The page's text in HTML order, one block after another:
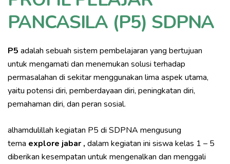
PANCASILA (P5) SDPNA
P5 adalah sebuah sistem pembelajaran yang bertujuan
untuk mengamati dan menemukan solusi terhadap
permasalahan di sekitar menggunakan lima aspek utama,
yaitu potensi diri, pemberdayaan diri, peningkatan diri,
pemahaman diri, dan peran sosial.
alhamdulillah kegiatan P5 di SDPNA mengusung
tema explore jabar , dalam kegiatan ini siswa kelas 1 – 5
diberikan kesempatan untuk mengenalkan dan menggali